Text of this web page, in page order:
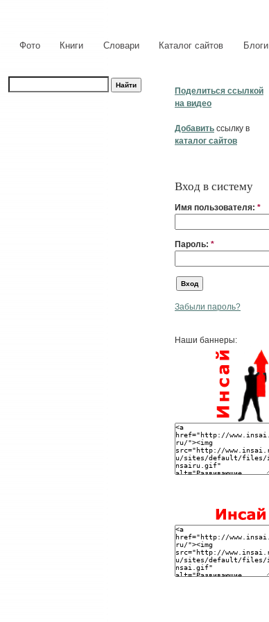
Фото Книги Словари Каталог сайтов Блоги
Поделиться ссылкой
на видео
Добавить ссылку в
каталог сайтов
Вход в систему
Имя пользователя: *
Пароль: *
Забыли пароль?
Наши баннеры: